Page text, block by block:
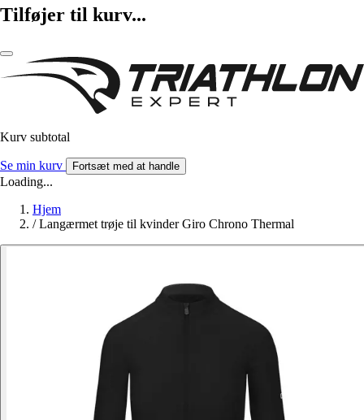
Tilføjer til kurv...
Kurv subtotal
Se min kurv Fortsæt med at handle
Loading...
Hjem
/ Langærmet trøje til kvinder Giro Chrono Thermal